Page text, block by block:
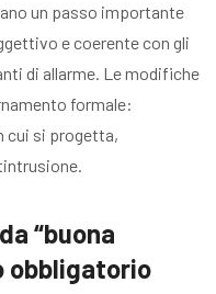
un passo importante
e coerente con gli
di allarme. Le modifiche
formale:
cui si progetta,
“buona
obbligatorio